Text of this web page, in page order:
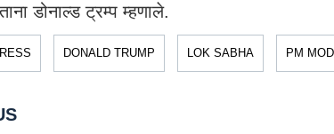
डोनाल्ड ट्रम्प म्हणाले.
DONALD TRUMP LOK SABHA PM MODI